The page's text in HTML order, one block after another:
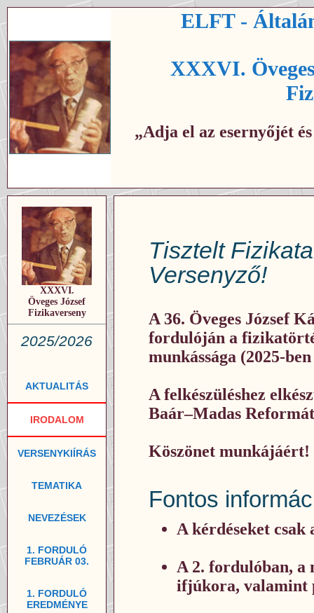
ELFT -
XXXVI.
„Adja el az esernyőjét
XXXVI.
Öveges József
Fizikaverseny
2025/2026
AKTUALITÁS
IRODALOM
VERSENYKIÍRÁS
TEMATIKA
NEVEZÉSEK
1. FORDULÓ
FEBRUÁR 03.
1. FORDULÓ
EREDMÉNYE
Tisztelt
Versenyző!
A 36. Öveges József
fordulóján a
munkássága (2025-
A felkészüléshez
Baár–Madas
Köszönet munkájáért!
Fontos
A kérdéseket
A 2. fordulóban, a
ifjúkora, valamint